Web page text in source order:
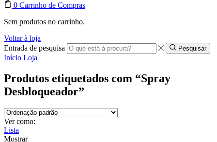
0 Carrinho de Compras
Sem produtos no carrinho.
Voltar à loja
Entrada de pesquisa
Pesquisar
Início Loja
Produtos etiquetados com “Spray
Desbloqueador”
Ver como:
Lista
Mostrar